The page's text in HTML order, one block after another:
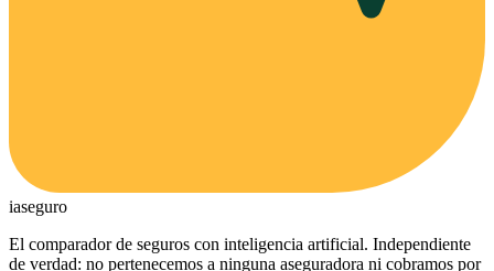
iaseguro
El comparador de seguros con inteligencia artificial. Independiente
de verdad: no pertenecemos a ninguna aseguradora ni cobramos por